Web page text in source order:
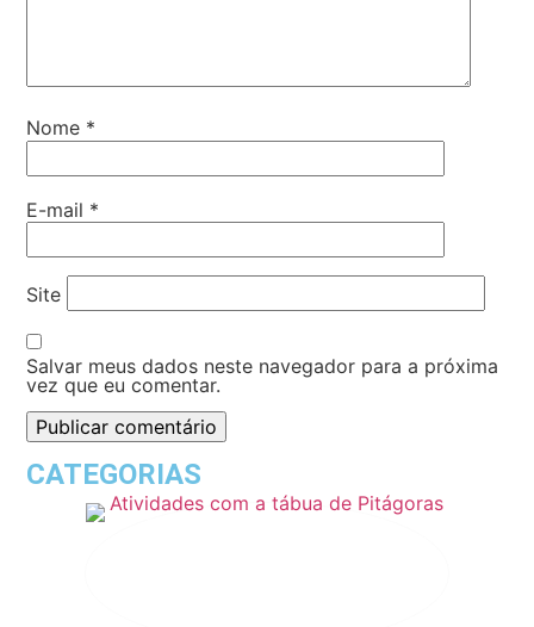
Nome *
E-mail *
Site
Salvar meus dados neste navegador para a próxima
vez que eu comentar.
CATEGORIAS